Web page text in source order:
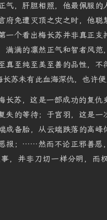
气，肝胆相照，他最佩服的
府免遭灭顶之灾之时，他聪
一个看出梅长苏并非真正支
满的凛然正气和智者风范
真至纯至美至善的品性，不
苏未有此血海深仇，也许便
长苏，这是一部成功的复
失的等待；于宫羽，这是一
成备胎，从云端跌落的高峰
报；……然而不论正邪善恶
，并非刀切一样分明，而